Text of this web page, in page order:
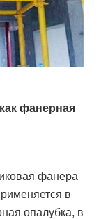
фанерная
фанера
в
опалубка, в